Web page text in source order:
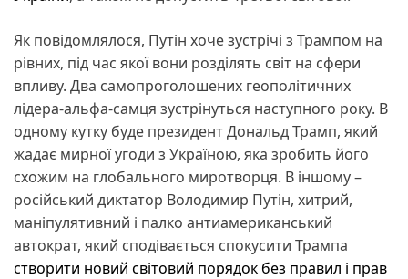
Як повідомлялося, Путін хоче зустрічі з Трампом на
рівних, під час якої вони розділять світ на сфери
впливу. Два самопроголошених геополітичних
лідера-альфа-самця зустрінуться наступного року. В
одному кутку буде президент Дональд Трамп, який
жадає мирної угоди з Україною, яка зробить його
схожим на глобального миротворця. В іншому –
російський диктатор Володимир Путін, хитрий,
маніпулятивний і палко антиамериканський
автократ, який сподівається спокусити Трампа
створити новий світовий порядок без правил і прав